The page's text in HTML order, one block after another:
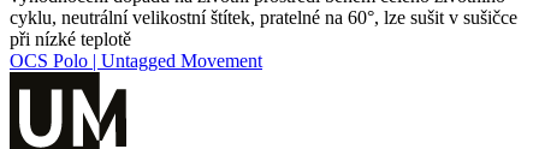
cyklu, neutrální velikostní štítek, pratelné na 60°, lze sušit v sušičce
při nízké teplotě
OCS Polo | Untagged Movement